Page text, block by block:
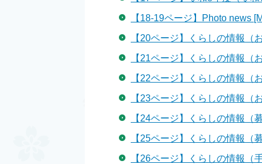
【18-19ページ】Photo news
【20ページ】くらしの情報
【21ページ】くらしの情報
【22ページ】くらしの情報
【23ページ】くらしの情報
【24ページ】くらしの情報
【25ページ】くらしの情報
【26ページ】くらしの情報